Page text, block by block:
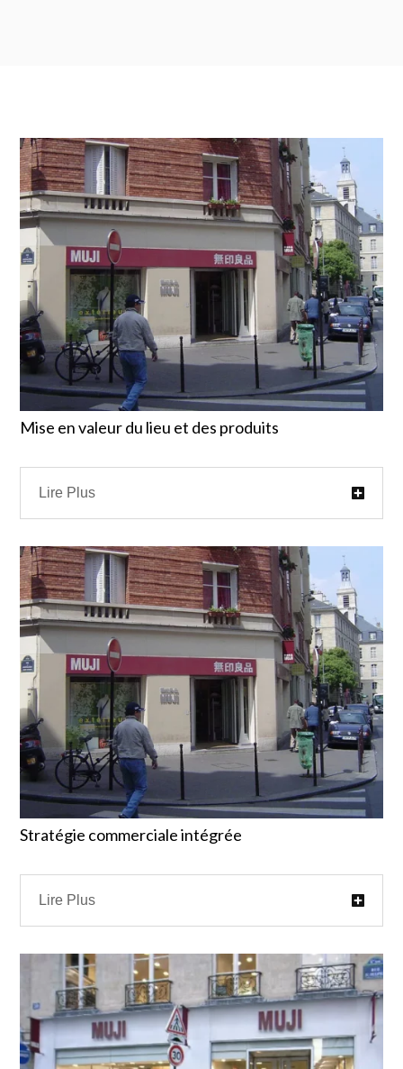
Mise en valeur du lieu et des produits
Lire Plus
Stratégie commerciale intégrée
Lire Plus